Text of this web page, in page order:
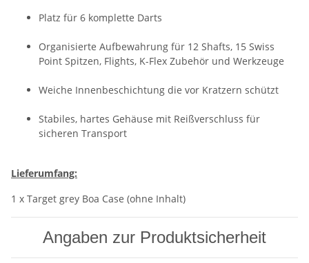
Platz für 6 komplette Darts
Organisierte Aufbewahrung für 12 Shafts, 15 Swiss
Point Spitzen, Flights, K-Flex Zubehör und Werkzeuge
Weiche Innenbeschichtung die vor Kratzern schützt
Stabiles, hartes Gehäuse mit Reißverschluss für
sicheren Transport
Lieferumfang:
1 x Target grey Boa Case (ohne Inhalt)
Angaben zur Produktsicherheit